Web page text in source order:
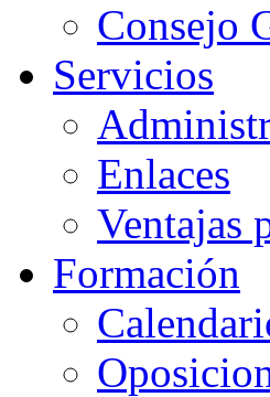
Consejo
Servicios
Enlaces
Ventajas
Formación